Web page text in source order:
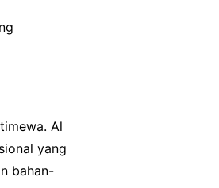
Al
yang
bahan-